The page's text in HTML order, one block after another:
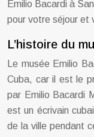
Emilio Bacardi à
pour votre séjour et
L’histoire du
Le musée Emilio
Cuba, car il est le
par Emilio Bacardi
est un écrivain
de la ville pendant